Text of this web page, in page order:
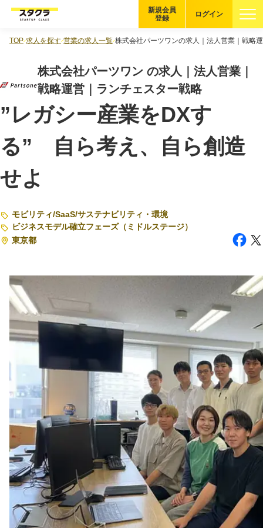
企業を探す
適性診断 無料・5分
スタクラが選ばれる理由
スタートアップ厳選の仕組み
登録者の転職・副業実績
注目スタートアップ
イベント・セミナー
特集記事
CEOインタビュー
転職
大学発スタートアップ
導入事例
お問い合わせ
法人向け資料ダウンロード
/採用検討企業様へ
ログイン
新規会員
登録
TOP 求人を探す 営業の求人一覧 株式会社パーツワンの求人｜法人営業｜戦略
株式会社パーツワン の求人｜法人営業｜
戦略運営｜ランチェスター戦略
”レガシー産業をDXす
る” 自ら考え、自ら創造
せよ
モビリティ/SaaS/サステナビリティ・環境
ビジネスモデル確立フェーズ（ミドルステージ）
東京都